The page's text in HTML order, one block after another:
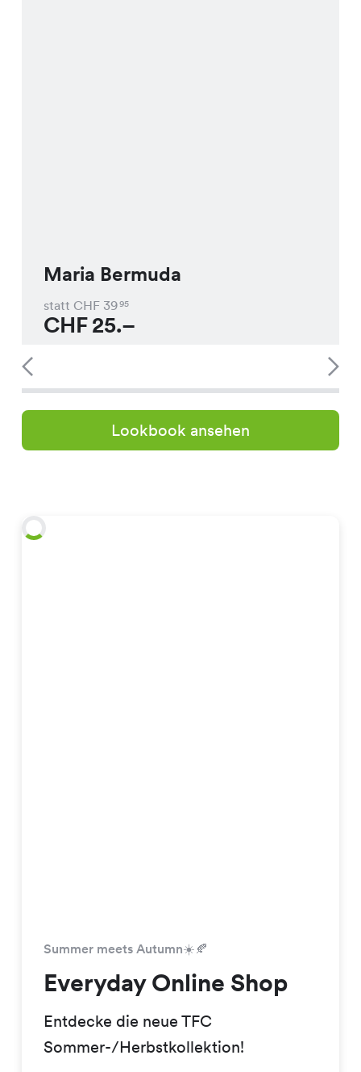
Maria Bermuda
statt CHF 3995
CHF25.–
Lookbook ansehen
Summer meets Autumn☀️🍂
Everyday Online Shop
Entdecke die neue TFC
Sommer-/Herbstkollektion!